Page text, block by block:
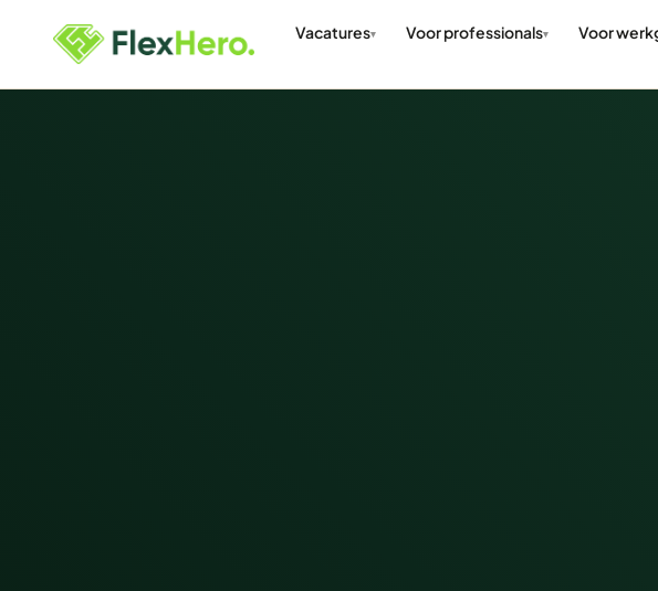
Vacatures Voor professionals Voor